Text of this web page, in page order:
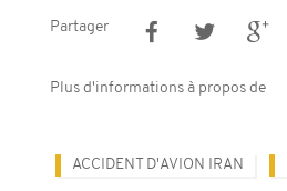
Partager
Plus d'informations à propos de
ACCIDENT D'AVION IRAN